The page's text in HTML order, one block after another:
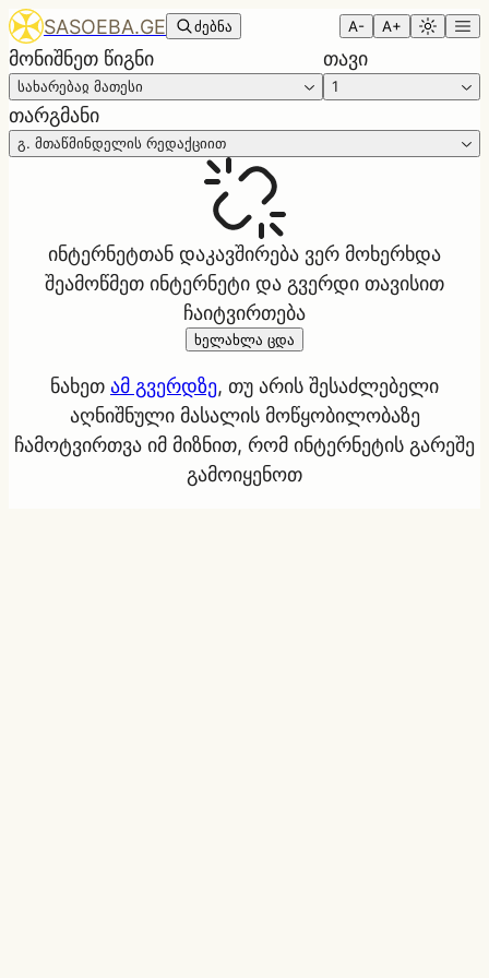
SASOEBA.GE ძებნა A- A+
მონიშნეთ წიგნი
სახარებაჲ მათესი
თავი
1
თარგმანი
გ. მთაწმინდელის რედაქციით
ინტერნეტთან დაკავშირება ვერ მოხერხდა
შეამოწმეთ ინტერნეტი და გვერდი თავისით
ჩაიტვირთება
ხელახლა ცდა
ნახეთ ამ გვერდზე, თუ არის შესაძლებელი
აღნიშნული მასალის მოწყობილობაზე
ჩამოტვირთვა იმ მიზნით, რომ ინტერნეტის გარეშე
გამოიყენოთ